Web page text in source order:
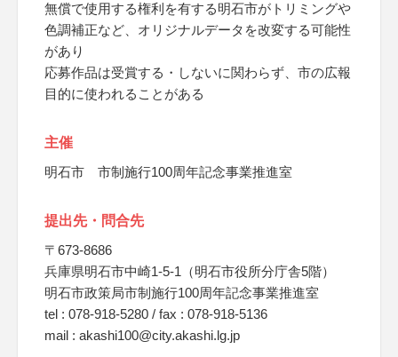
無償で使用する権利を有する明石市がトリミングや
色調補正など、オリジナルデータを改変する可能性
があり
応募作品は受賞する・しないに関わらず、市の広報
目的に使われることがある
主催
明石市 市制施行100周年記念事業推進室
提出先・問合先
〒673-8686
兵庫県明石市中崎1-5-1（明石市役所分庁舎5階）
明石市政策局市制施行100周年記念事業推進室
tel : 078-918-5280 / fax : 078-918-5136
mail : akashi100@city.akashi.lg.jp